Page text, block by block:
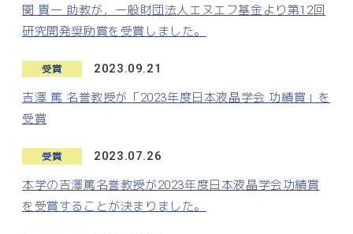
関 貴一 助教が，一般財団法人エヌエフ基金より第12回
研究開発奨励賞を受賞しました。
受賞 2023.09.21
吉澤 篤 名誉教授が「2023年度日本液晶学会 功績賞」を
受賞
受賞 2023.07.26
本学の吉澤篤名誉教授が2023年度日本液晶学会功績賞
を受賞することが決まりました。